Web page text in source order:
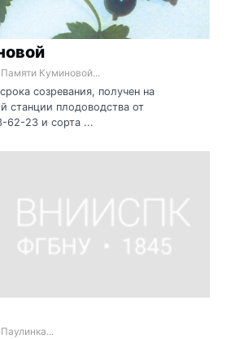
Памяти Куминовой...
созревания, получен на
станции плодоводства от
62-23 и сорта ...
Паулинка...